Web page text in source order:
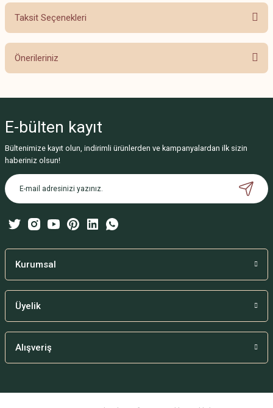
Taksit Seçenekleri
Önerileriniz
Görüş ve önerileriniz için teşekkür ederiz.
Ürün resmi kalitesiz, bozuk veya görüntülenemiyor.
Ürün açıklamasında eksik bilgiler bulunuyor.
Ürün bilgilerinde hatalar bulunuyor.
Bu ürüne benzer farklı alternatifler olmalı.
E-bülten kayıt
Bültenimize kayıt olun, indirimli ürünlerden ve kampanyalardan ilk sizin
haberiniz olsun!
Kurumsal
Üyelik
Alışveriş